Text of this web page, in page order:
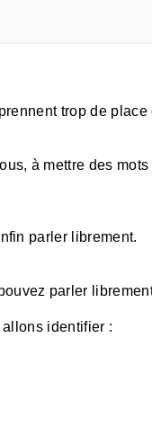
trop de
à mettre des
parler librement.
parler
identifier :